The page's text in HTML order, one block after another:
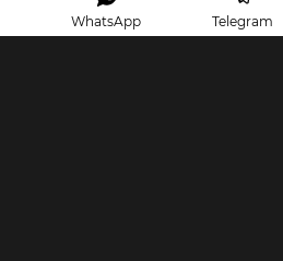
WhatsApp Telegram